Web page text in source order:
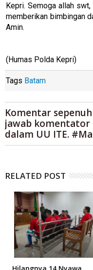
Kepri. Semoga allah
memberikan bimbingan
Amin.
(Humas Polda Kepri)
Tags Batam
Komentar
jawab komentator
dalam UU ITE.
RELATED POST